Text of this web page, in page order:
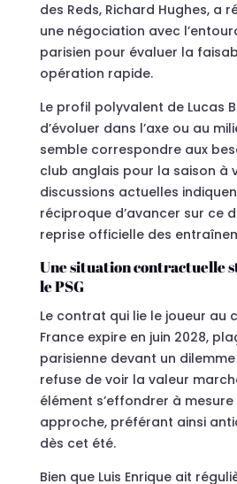
des Reds, Richard Hughes, a
une négociation avec
parisien pour évaluer la
opération rapide.
Le profil polyvalent de Lucas
d’évoluer dans l’axe ou au
semble correspondre aux
club anglais pour la saison à
discussions actuelles
réciproque d’avancer sur ce
reprise officielle des
Une situation contractuelle
le PSG
Le contrat qui lie le joueur au
France expire en juin 2028,
parisienne devant un
refuse de voir la valeur
élément s’effondrer à mesure
approche, préférant ainsi
dès cet été.
Bien que Luis Enrique ait